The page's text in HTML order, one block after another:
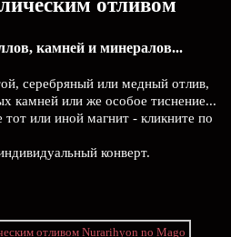
отливом
камней и минералов...
серебряный или медный отлив,
камней или же особое тиснение...
или иной магнит - кликните по
конверт.